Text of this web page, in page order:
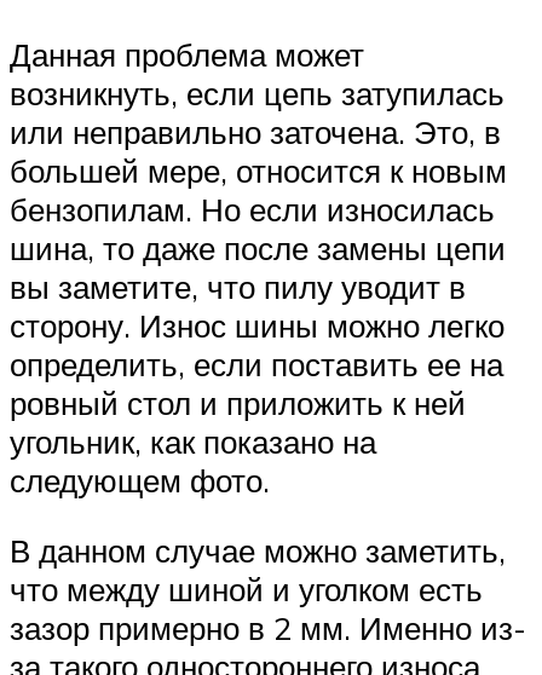
Данная проблема может
возникнуть, если цепь затупилась
или неправильно заточена. Это, в
большей мере, относится к новым
бензопилам. Но если износилась
шина, то даже после замены цепи
вы заметите, что пилу уводит в
сторону. Износ шины можно легко
определить, если поставить ее на
ровный стол и приложить к ней
угольник, как показано на
следующем фото.
В данном случае можно заметить,
что между шиной и уголком есть
зазор примерно в 2 мм. Именно из-
за такого одностороннего износа